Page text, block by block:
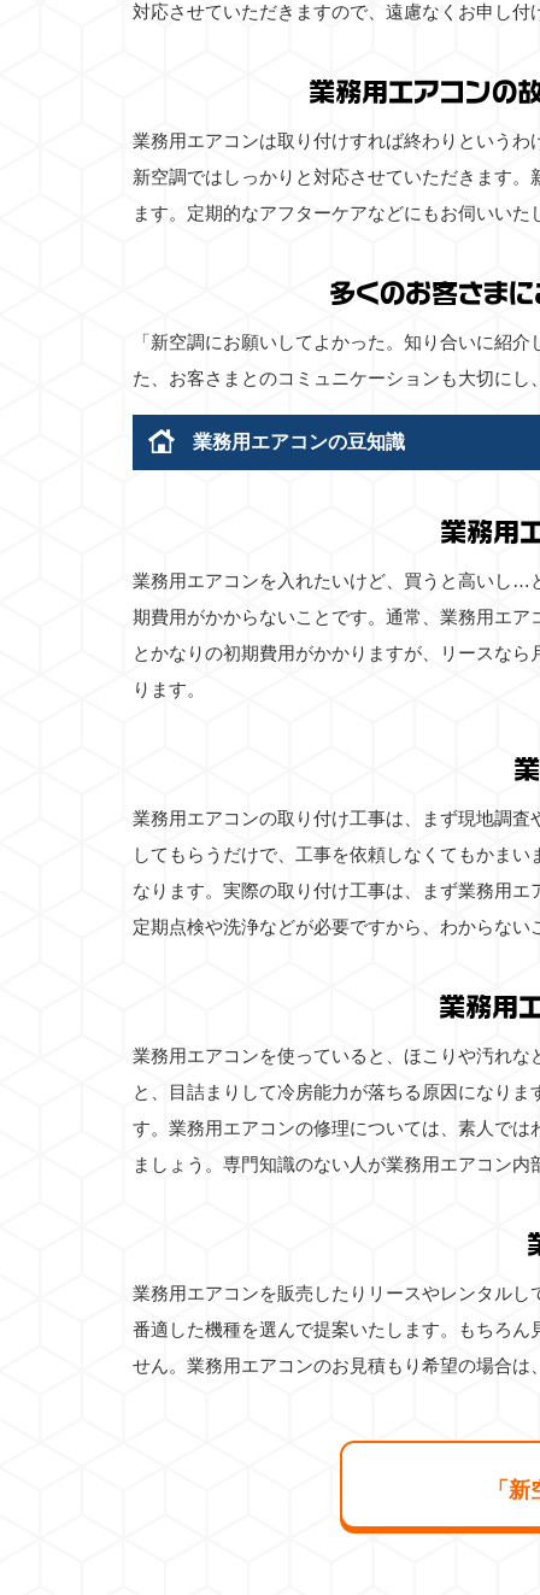
対応させていただきますので、遠慮なくお申し付
業務用エアコンの
業務用エアコンは取り付けすれば終わりという
新空調ではしっかりと対応させていただきます
ます。定期的なアフターケアなどにもお伺いい
多くのお客さま
「新空調にお願いしてよかった。知り合いに紹
た、お客さまとのコミュニケーションも大切に
業務用エアコンの豆知識
業務用
業務用エアコンを入れたいけど、買うと高いし…
期費用がかからないことです。通常、業務用エ
とかなりの初期費用がかかりますが、リースな
ります。
業務用エアコンの取り付け工事は、まず現地調
してもらうだけで、工事を依頼しなくてもかま
なります。実際の取り付け工事は、まず業務用
定期点検や洗浄などが必要ですから、わからな
業務用
業務用エアコンを使っていると、ほこりや汚れ
と、目詰まりして冷房能力が落ちる原因になり
す。業務用エアコンの修理については、素人で
ましょう。専門知識のない人が業務用エアコン
業務用エアコンを販売したりリースやレンタル
番適した機種を選んで提案いたします。もちろ
せん。業務用エアコンのお見積もり希望の場合
「